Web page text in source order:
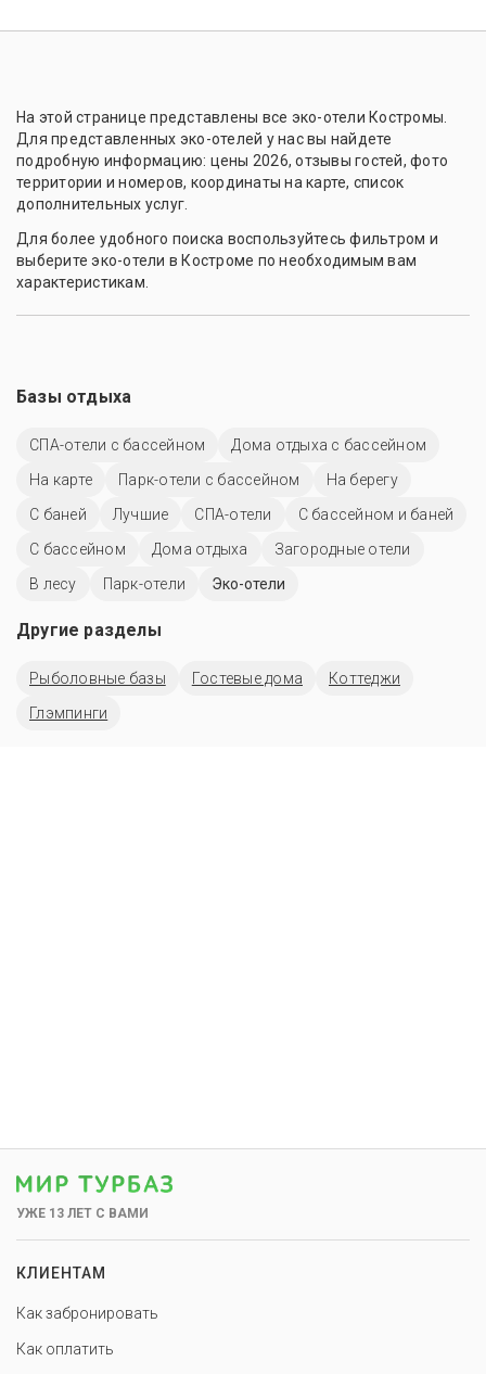
На этой странице представлены все эко-отели Костромы.
Для представленных эко-отелей у нас вы найдете
подробную информацию: цены 2026, отзывы гостей, фото
территории и номеров, координаты на карте, список
дополнительных услуг.
Для более удобного поиска воспользуйтесь фильтром и
выберите эко-отели в Костроме по необходимым вам
характеристикам.
Базы отдыха
СПА-отели с бассейном
Дома отдыха с бассейном
На карте
Парк-отели с бассейном
На берегу
С баней
Лучшие СПА-отели
С бассейном и баней
С бассейном
Дома отдыха
Загородные отели
В лесу
Парк-отели Эко-отели
Другие разделы
Рыболовные базы Гостевые дома
Коттеджи
Глэмпинги
УЖЕ 13 ЛЕТ С ВАМИ
КЛИЕНТАМ
Как забронировать
Как оплатить